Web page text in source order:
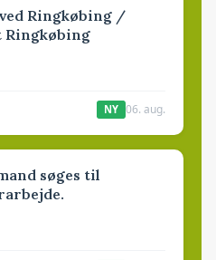
Ringkøbing /
Ringkøbing
NY 06. aug.
søges til